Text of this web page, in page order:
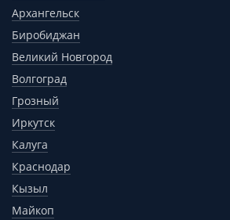
Архангельск
Биробиджан
Великий Новгород
Волгоград
Грозный
Иркутск
Калуга
Краснодар
Кызыл
Майкоп